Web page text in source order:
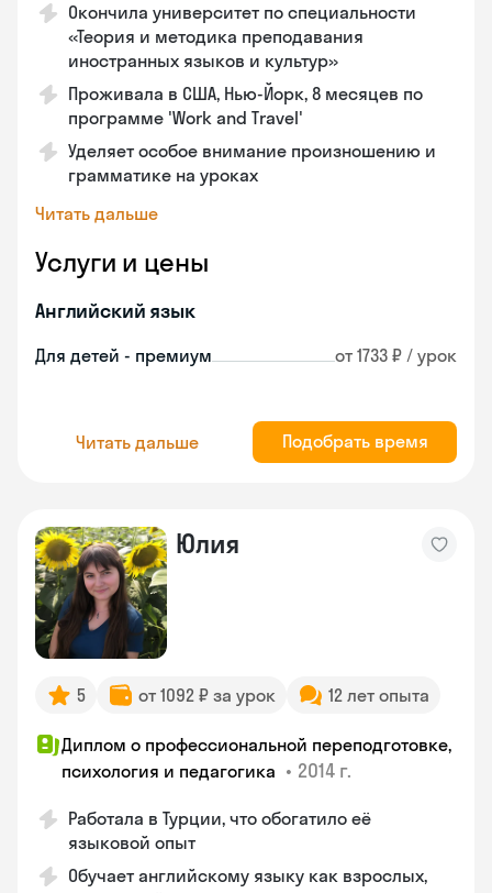
Окончила университет по специальности
«Теория и методика преподавания
иностранных языков и культур»
Проживала в США, Нью-Йорк, 8 месяцев по
программе 'Work and Travel'
Уделяет особое внимание произношению и
грамматике на уроках
Читать дальше
Услуги и цены
Английский язык
Для детей - премиум от 1733 ₽ / урок
Читать дальше Подобрать время
Юлия
5 от 1092 ₽ за урок 12 лет опыта
Диплом о профессиональной переподготовке,
психология и педагогика • 2014 г.
Работала в Турции, что обогатило её
языковой опыт
Обучает английскому языку как взрослых,